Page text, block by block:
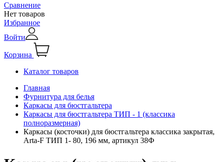
Сравнение
Нет товаров
Избранное
Войти
Корзина
Каталог товаров
Главная
Фурнитура для белья
Каркасы для бюстгальтера
Каркасы для бюстгальтера ТИП - 1 (классика
полноразмерная)
Каркасы (косточки) для бюстгальтера классика закрытая,
Arta-F ТИП 1- 80, 196 мм, артикул 38Ф